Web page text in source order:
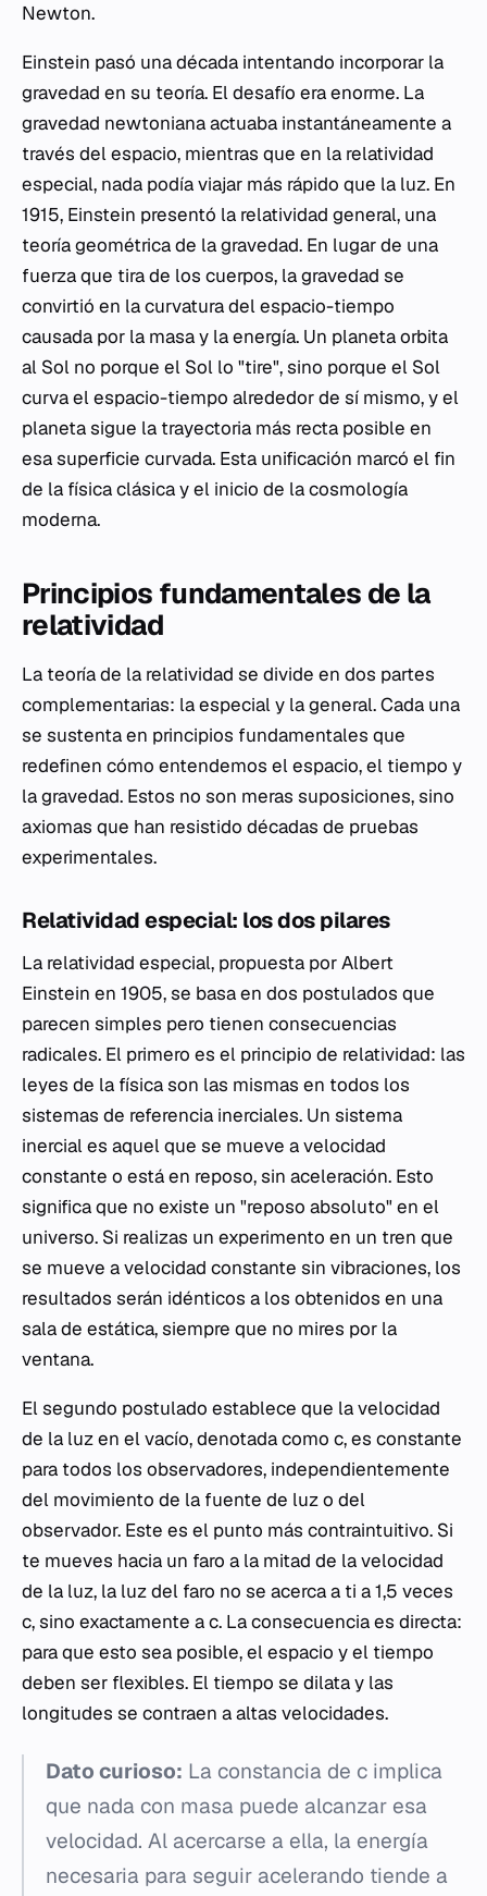
Newton.
Einstein pasó una década intentando incorporar la
gravedad en su teoría. El desafío era enorme. La
gravedad newtoniana actuaba instantáneamente a
través del espacio, mientras que en la relatividad
especial, nada podía viajar más rápido que la luz. En
1915, Einstein presentó la relatividad general, una
teoría geométrica de la gravedad. En lugar de una
fuerza que tira de los cuerpos, la gravedad se
convirtió en la curvatura del espacio-tiempo
causada por la masa y la energía. Un planeta orbita
al Sol no porque el Sol lo "tire", sino porque el Sol
curva el espacio-tiempo alrededor de sí mismo, y el
planeta sigue la trayectoria más recta posible en
esa superficie curvada. Esta unificación marcó el fin
de la física clásica y el inicio de la cosmología
moderna.
Principios fundamentales de la
relatividad
La teoría de la relatividad se divide en dos partes
complementarias: la especial y la general. Cada una
se sustenta en principios fundamentales que
redefinen cómo entendemos el espacio, el tiempo y
la gravedad. Estos no son meras suposiciones, sino
axiomas que han resistido décadas de pruebas
experimentales.
Relatividad especial: los dos pilares
La relatividad especial, propuesta por Albert
Einstein en 1905, se basa en dos postulados que
parecen simples pero tienen consecuencias
radicales. El primero es el principio de relatividad: las
leyes de la física son las mismas en todos los
sistemas de referencia inerciales. Un sistema
inercial es aquel que se mueve a velocidad
constante o está en reposo, sin aceleración. Esto
significa que no existe un "reposo absoluto" en el
universo. Si realizas un experimento en un tren que
se mueve a velocidad constante sin vibraciones, los
resultados serán idénticos a los obtenidos en una
sala de estática, siempre que no mires por la
ventana.
El segundo postulado establece que la velocidad
de la luz en el vacío, denotada como c, es constante
para todos los observadores, independientemente
del movimiento de la fuente de luz o del
observador. Este es el punto más contraintuitivo. Si
te mueves hacia un faro a la mitad de la velocidad
de la luz, la luz del faro no se acerca a ti a 1,5 veces
c, sino exactamente a c. La consecuencia es directa:
para que esto sea posible, el espacio y el tiempo
deben ser flexibles. El tiempo se dilata y las
longitudes se contraen a altas velocidades.
Dato curioso: La constancia de c implica
que nada con masa puede alcanzar esa
velocidad. Al acercarse a ella, la energía
necesaria para seguir acelerando tiende a